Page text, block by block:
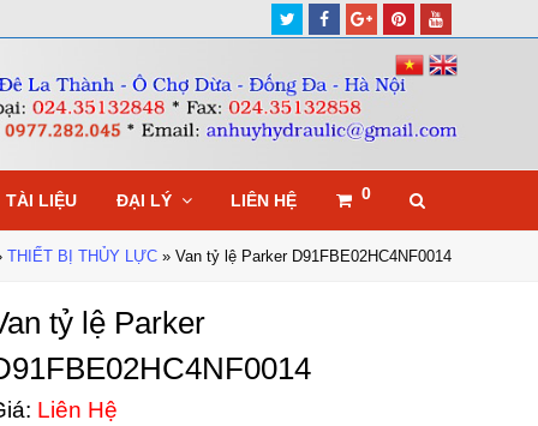
TwitterFacebook
Google
Plus
Pinterest
TÀI LIỆU ĐẠI LÝ LIÊN HỆ 0
THIẾT BỊ THỦY LỰC » Van tỷ lệ Parker D91FBE02HC4NF0014
tỷ lệ Parker
Liên Hệ